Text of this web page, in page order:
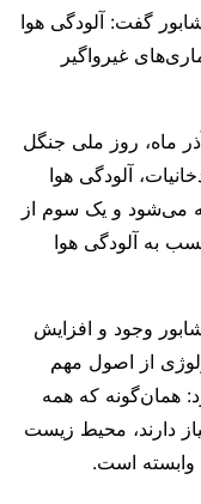
گفت: آلودگی هوا
غیرواگیر
اکبر محمدی به مناسبت امروز ۲۰ آذر ماه، روز ملی جنگل
آلودگی هوا
می‌شود و یک سوم از
به آلودگی هوا
وجود و افزایش
از اصول مهم
همان‌گونه که همه
دارند، محیط زیست
وابسته است.